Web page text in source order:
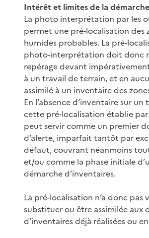
Intérêt et limites de la
La photo interprétation par les
permet une pré-localisation des
humides probables. La pré-
photo-interprétation doit donc
repérage devant
à un travail de terrain, et en
assimilé à un inventaire des
En l’absence d’inventaire sur
cette pré-localisation établie par
peut servir comme un premier
d’alerte, imparfait tantôt par
défaut, couvrant néanmoins
et/ou comme la phase initiale
démarche d’inventaires.
La pré-localisation n’a donc pas
substituer ou être assimilée aux
d’inventaires déjà réalisées ou